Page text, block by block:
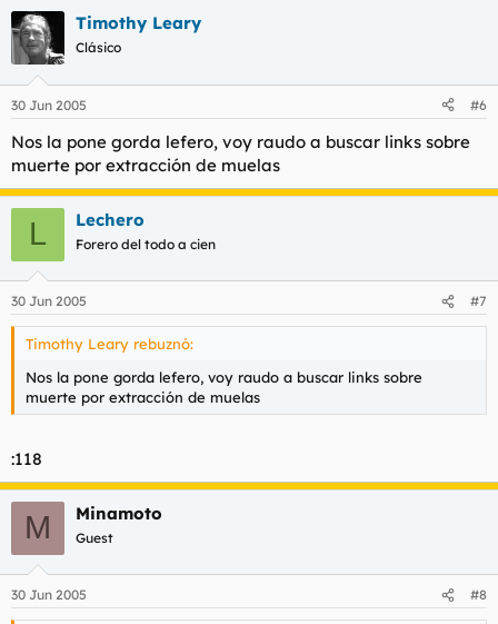
No caballero hijo de puta, sino para abrir hilo al resto y que
cuenten sus anécdotas y experiencias referidas no sólo a las
muelas del juicio, sino a las visitas al dentista en cuestión.
Timothy Leary
Clásico
30 Jun 2005 #6
Nos la pone gorda lefero, voy raudo a buscar links sobre
muerte por extracción de muelas
L Lechero
Forero del todo a cien
30 Jun 2005 #7
Timothy Leary rebuznó:
Nos la pone gorda lefero, voy raudo a buscar links sobre
muerte por extracción de muelas
:118
M Minamoto
Guest
30 Jun 2005 #8